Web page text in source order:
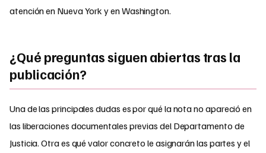
atención en Nueva York y en Washington.
¿Qué preguntas siguen abiertas tras la
publicación?
Una de las principales dudas es por qué la nota no apareció en
las liberaciones documentales previas del Departamento de
Justicia. Otra es qué valor concreto le asignarán las partes y el